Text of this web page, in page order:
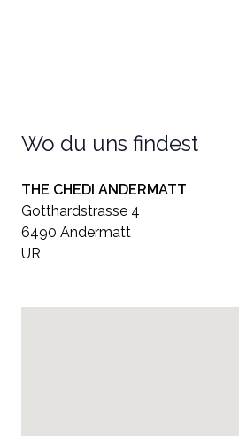
Wo du uns findest
THE CHEDI ANDERMATT
Gotthardstrasse 4
6490 Andermatt
UR